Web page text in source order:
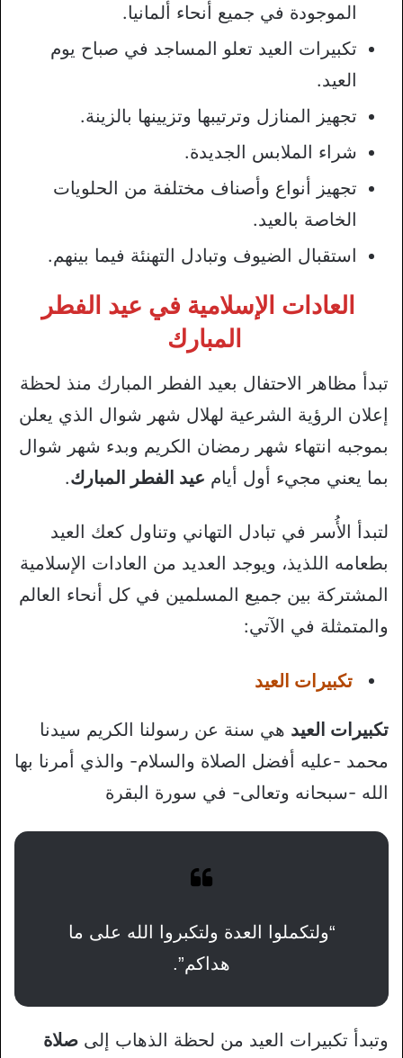
الموجودة في جميع أنحاء ألمانيا.
تكبيرات العيد تعلو المساجد في صباح يوم
العيد.
تجهيز المنازل وترتيبها وتزيينها بالزينة.
شراء الملابس الجديدة.
تجهيز أنواع وأصناف مختلفة من الحلويات
الخاصة بالعيد.
استقبال الضيوف وتبادل التهنئة فيما بينهم.
العادات الإسلامية في عيد الفطر
المبارك
تبدأ مظاهر الاحتفال بعيد الفطر المبارك منذ لحظة
إعلان الرؤية الشرعية لهلال شهر شوال الذي يعلن
بموجبه انتهاء شهر رمضان الكريم وبدء شهر شوال
بما يعني مجيء أول أيام عيد الفطر المبارك.
لتبدأ الأُسر في تبادل التهاني وتناول كعك العيد
بطعامه اللذيذ، ويوجد العديد من العادات الإسلامية
المشتركة بين جميع المسلمين في كل أنحاء العالم
والمتمثلة في الآتي:
تكبيرات العيد
تكبيرات العيد هي سنة عن رسولنا الكريم سيدنا
محمد -عليه أفضل الصلاة والسلام- والذي أمرنا بها
الله -سبحانه وتعالى- في سورة البقرة
“ولتكملوا العدة ولتكبروا الله على ما
هداكم”.
وتبدأ تكبيرات العيد من لحظة الذهاب إلى صلاة